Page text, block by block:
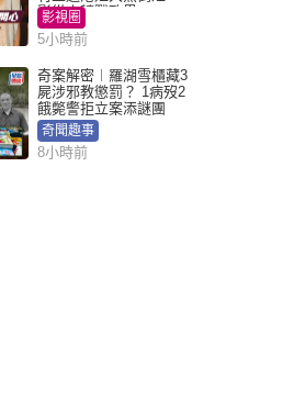
影從商轉戰政界
影視圈
5小時前
奇案解密︱羅湖雪櫃藏3
屍涉邪教懲罰？ 1病歿2
餓斃警拒立案添謎團
奇聞趣事
8小時前